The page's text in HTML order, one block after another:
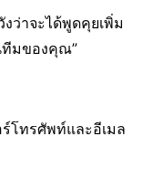
ว่าจะได้พูดคุยเพิ่ม
ทีมของคุณ”
โทรศัพท์และอีเมล